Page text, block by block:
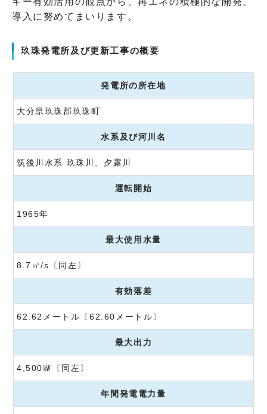
導入に努めてまいります。
玖珠発電所及び更新工事の概要
発電所の所在地
大分県玖珠郡玖珠町
水系及び河川名
筑後川水系 玖珠川、夕露川
運転開始
1965年
最大使用水量
8.7㎥/s〔同左〕
有効落差
62.62メートル〔62.60メートル〕
最大出力
4,500㎾〔同左〕
年間発電電力量